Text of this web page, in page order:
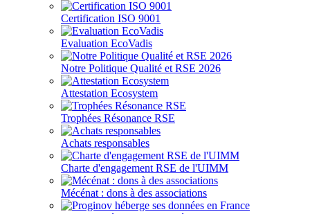
Certification ISO 9001
Evaluation EcoVadis
Notre Politique Qualité et RSE 2026
Attestation Ecosystem
Trophées Résonance RSE
Achats responsables
Charte d'engagement RSE de l'UIMM
Mécénat : dons à des associations